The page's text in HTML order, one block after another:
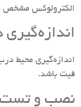
الکترولوکس مشخص
اندازه‌گیری محیط
فیت باشد.
نصب و تست